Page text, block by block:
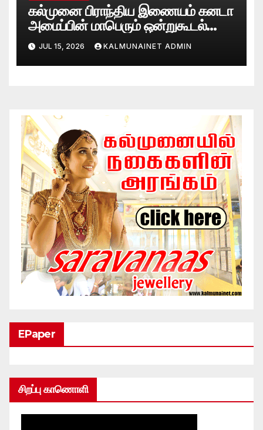
கல்முனை பிராந்திய இணையம் கனடா
அமைப்பின் மாபெரும் ஒன்றுகூடல்
சிறப்பாக நடைபெற்றது
JUL 15, 2026 KALMUNAINET ADMIN
EPaper
சிறப்பு காணொளி